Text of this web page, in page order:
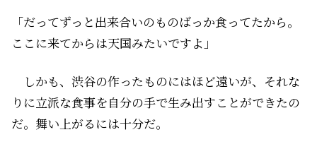
「だってずっと出来合いのものばっか食ってたから。
ここに来てからは天国みたいですよ」
しかも、渋谷の作ったものにはほど遠いが、それな
りに立派な食事を自分の手で生み出すことができたの
だ。舞い上がるには十分だ。